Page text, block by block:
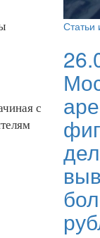
с
Статьи